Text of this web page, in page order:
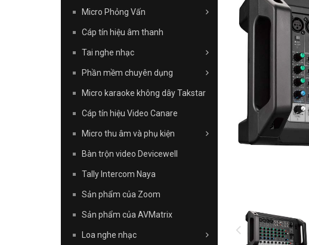
Micro Phỏng Vấn
Cáp tín hiệu âm thanh
Tai nghe nhạc
Phần mềm chuyên dụng
Micro karaoke không dây Takstar
Cáp tín hiệu Video Canare
Micro thu âm và phụ kiện
Bàn trộn video Devicewell
Tally Intercom Naya
Sản phẩm của Zoom
Sản phẩm của AVMatrix
Loa nghe nhạc